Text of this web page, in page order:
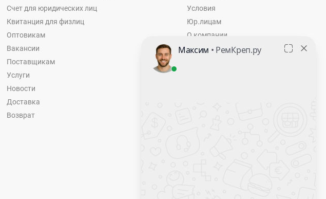
Счет для юридических лиц
Квитанция для физлиц
Оптовикам
Вакансии
Поставщикам
Услуги
Новости
Доставка
Возврат
Условия
Юр.лицам
О компании
Контакты